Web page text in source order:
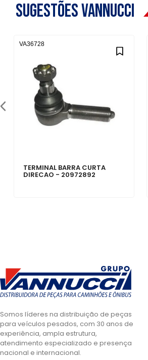
Sugestões Vannucci
TERMINAL BARRA CURTA
DIRECAO - 20972892
VA36728
Somos líderes na distribuição de peças
para veículos pesados, com 30 anos de
experiência, ampla estrutura,
atendimento especializado e presença
nacional e internacional.